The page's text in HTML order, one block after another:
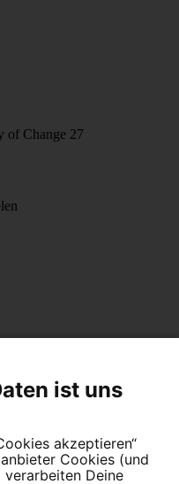
of Change 27
Schließe Dich 4,5
ist uns
akzeptieren“
Cookies (und
verarbeiten Deine